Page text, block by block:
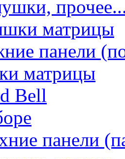
матрицы
панели
матрицы
Bell
панели